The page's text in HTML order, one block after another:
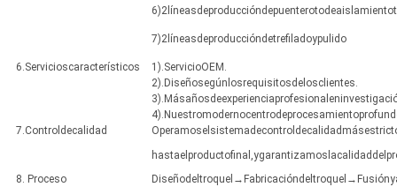
7)2líneasdeproduccióndetrefiladoypulido
6.Servicioscaracterísticos
1).ServicioOEM.
2).Diseñosegúnlosrequisitosdelosclientes.
7.Controldecalidad
8. Proceso